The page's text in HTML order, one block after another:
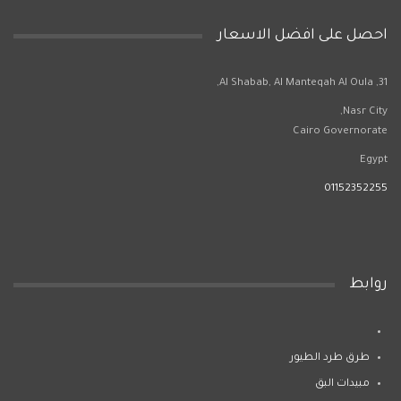
احصل على افضل الاسعار
31, Al Shabab, Al Manteqah Al Oula,
Nasr City,
Cairo Governorate
Egypt
01152352255
روابط
طرق طرد الطيور
مبيدات البق